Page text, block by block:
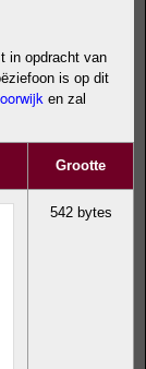
in opdracht van
is op dit
en zal
Grootte
542 bytes